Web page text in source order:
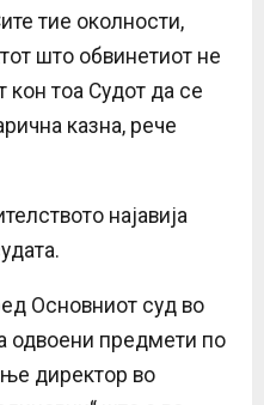
тие околности,
што обвинетиот не
кон тоа Судот да се
казна, рече
најавија
Основниот суд во
одвоени предмети по
директор во